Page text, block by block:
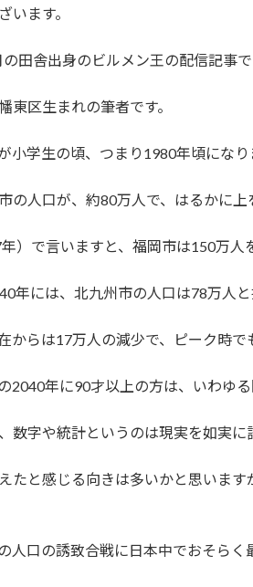
います。
田舎出身のビルメン王の配信記事で
東区生まれの筆者です。
小学生の頃、つまり1980年頃にな
の人口が、約80万人で、はるかに上
）で言いますと、福岡市は150万人
年には、北九州市の人口は78万人と
からは17万人の減少で、ピーク時
2040年に90才以上の方は、いわゆ
数字や統計というのは現実を如実に
たと感じる向きは多いかと思いま
人口の誘致合戦に日本中でおそら